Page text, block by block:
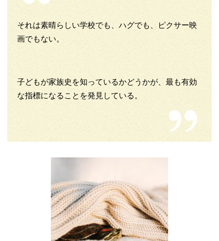
それは素晴らしい学校でも、ハグでも、ピクサー映
画でもない。
子どもが家族史を知っているかどうかが、最も有効
な指標になることを発見している。